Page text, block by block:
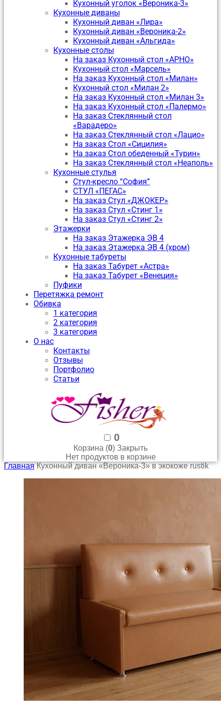
Кухонный уголок «Вероника-3»
Кухонные диваны
Кухонный диван «Лира»
Кухонный диван «Вероника-2»
Кухонный диван «Альгида»
Кухонные столы
На заказ Кухонный стол «АРНО»
Кухонный стол «Марсель»
На заказ Кухонный стол «Милан»
Кухонный стол «Милан 2»
На заказ Кухонный стол «Милан 3»
На заказ Кухонный стол «Палермо»
На заказ Стеклянный стол
«Варадеро»
На заказ Стеклянный стол «Лацио»
На заказ Стол «Сицилия»
На заказ Стол обеденный «Турин»
На заказ Стеклянный стол «Неаполь»
Кухонные стулья
Стул-кресло “София”
CТУЛ «ПЕГАС»
На заказ Стул «ДЖОКЕР»
На заказ Стул «Стинг 1»
На заказ Стул «Стинг 2»
Этажерки
На заказ Этажерка ЭВ 4
На заказ Этажерка ЭВ 4 (хром)
Кухонные табуреты
На заказ Табурет «Астра»
На заказ Табурет «Венеция»
Пуфики
Перетяжка ремонт
Обивка
1 категория
2 категория
3 категория
О нас
Контакты
Отзывы
Портфолио
Статьи
0
Корзина (0) Закрыть
Нет продуктов в корзине
Главная Кухонный диван «Вероника-3» в экокоже rustik